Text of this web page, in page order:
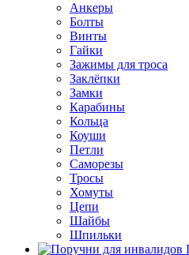
Анкеры
Болты
Винты
Гайки
Зажимы для троса
Заклёпки
Замки
Карабины
Кольца
Коуши
Петли
Саморезы
Тросы
Хомуты
Цепи
Шайбы
Шпильки